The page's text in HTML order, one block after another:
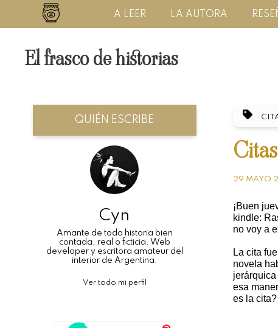
A LEER LA AUTORA
El frasco de historias
29 MAYO
¡Buen
kindle:
no voy a
La cita
novela
esa
es la
QUIÉN ESCRIBE
Cyn
Amante de toda historia bien
contada, real o ficticia. Web
developer y escritora amateur del
interior de Argentina.
Ver todo mi perfil